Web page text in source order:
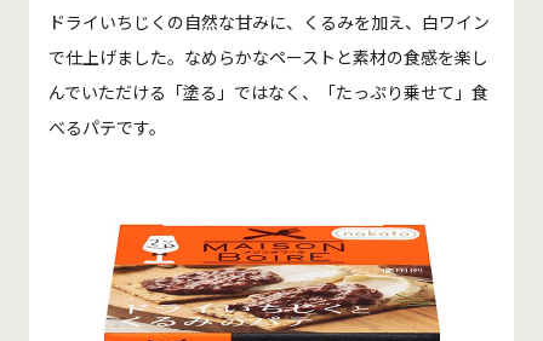
ドライいちじくの自然な甘みに、くるみを加え、白ワイン
で仕上げました。 なめらかなペーストと素材の食感を楽し
んでいただける「塗る」ではなく、「たっぷり乗せて」食
べるパテです。